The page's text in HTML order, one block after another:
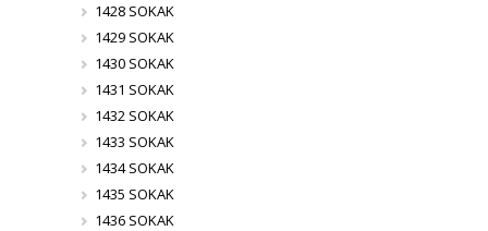
1428 SOKAK
1429 SOKAK
1430 SOKAK
1431 SOKAK
1432 SOKAK
1433 SOKAK
1434 SOKAK
1435 SOKAK
1436 SOKAK